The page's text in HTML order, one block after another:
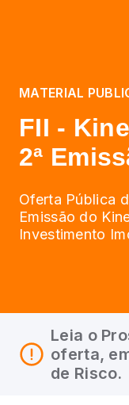
MATERIAL
FII -
2ª
Oferta Pública
Emissão do
Investimento
Leia o
oferta,
de Risco.